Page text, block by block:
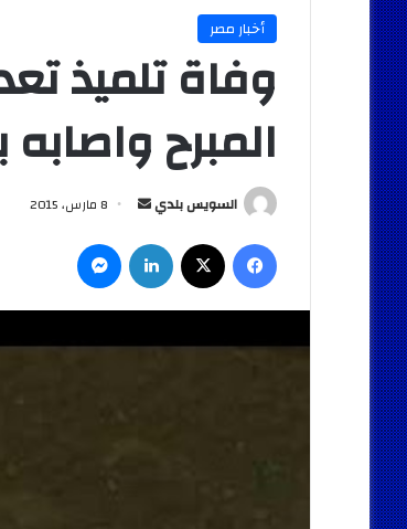
أخبار مصر
وفاة تلميذ
المبرح
السويس بلدي
أرسل
إلكترونيا
8 مارس، 2015
فيسبوك لينكدإن